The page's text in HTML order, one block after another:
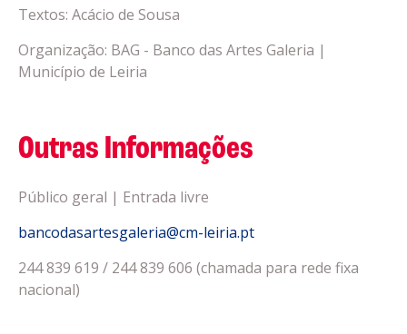
Textos: Acácio de Sousa
Organização: BAG - Banco das Artes Galeria |
Município de Leiria
Outras Informações
Público geral | Entrada livre
bancodasartesgaleria@cm-leiria.pt
244 839 619 / 244 839 606 (chamada para rede fixa
nacional)